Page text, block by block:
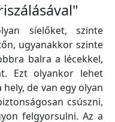
síelőket, szinte
ugyanakkor szinte
balra a lécekkel,
Ezt olyankor lehet
de van egy olyan
csúszni,
felgyorsulni. Az a